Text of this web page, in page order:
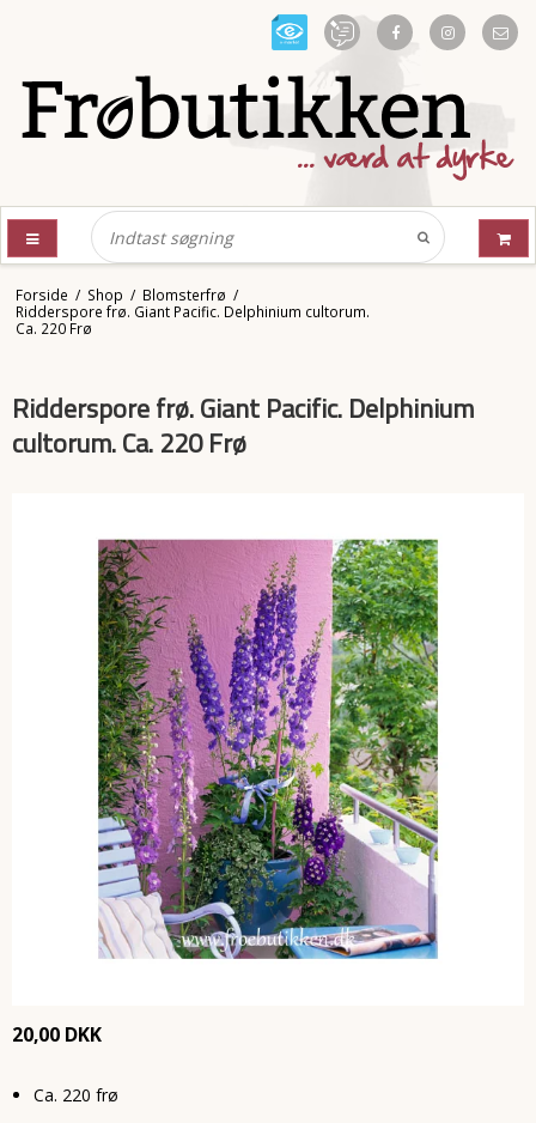
Forside / Shop / Blomsterfrø /
Ridderspore frø. Giant Pacific. Delphinium cultorum.
Ca. 220 Frø
Ridderspore frø. Giant Pacific. Delphinium
cultorum. Ca. 220 Frø
20,00 DKK
Ca. 220 frø